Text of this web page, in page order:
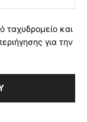
ταχυδρομείο και
για την